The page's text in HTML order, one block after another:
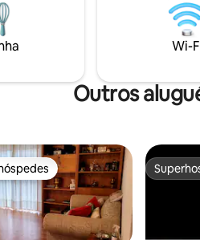
praça e o Parque 2
uma excelente
cafés especializados
poucos passos de
Wi-
Outros
preferidos dos hóspedes